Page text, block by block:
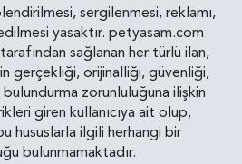
sergilenmesi, reklamı,
yasaktır. petyasam.com
sağlanan her türlü ilan,
gerçekliği, orijinalliği, güvenliği,
zorunluluğuna ilişkin
giren kullanıcıya ait olup,
hususlarla ilgili herhangi bir
bulunmamaktadır.